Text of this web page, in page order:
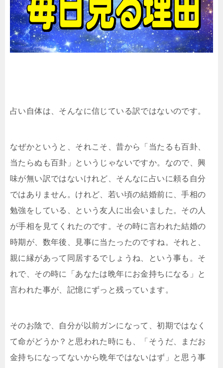
占い自体は、そんなに信じている訳ではないのです。
なぜかというと、それこそ、昔から「当たるも百卦、
当たらぬも百卦」というじゃないですか。なので、興
味が無い訳ではないけれど、そんなに占いに頼る自分
ではありません。けれど、若い頃の結婚前に、手相の
勉強をしている、という友人に出会いました。その人
が手相を見てくれたのです。その時に言われた結婚の
時期が、数年後、見事に当たったのですね。それと、
親に縁があって同居するでしょうね、という事も。そ
れで、その時に「あなたは晩年にお金持ちになる」と
言われた事が、記憶にずっと残っています。
そのお陰で、自分が以前ガンになって、初期ではなく
て命がどうか？と思われた時にも、「そうだ、まだお
金持ちになってないから晩年ではないはず」と思う事